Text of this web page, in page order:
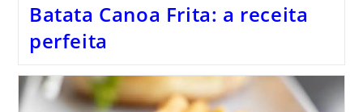
Batata Canoa Frita: a receita
perfeita